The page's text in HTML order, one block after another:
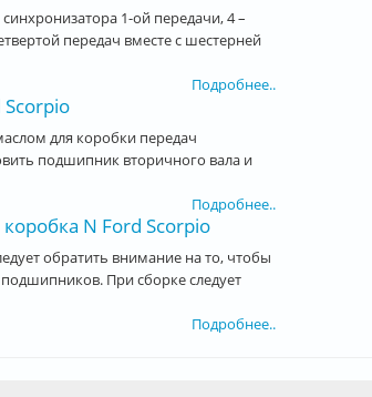
1-ой передачи, 4 –
передач вместе с шестерней
Подробнее..
для коробки передач
подшипник вторичного вала и
Подробнее..
N Ford Scorpio
обратить внимание на то, чтобы
При сборке следует
Подробнее..